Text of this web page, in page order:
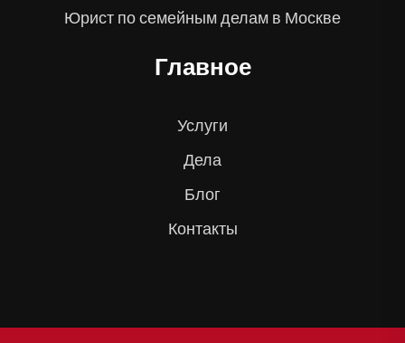
Юрист по семейным делам в Москве
Главное
Услуги
Дела
Блог
Контакты